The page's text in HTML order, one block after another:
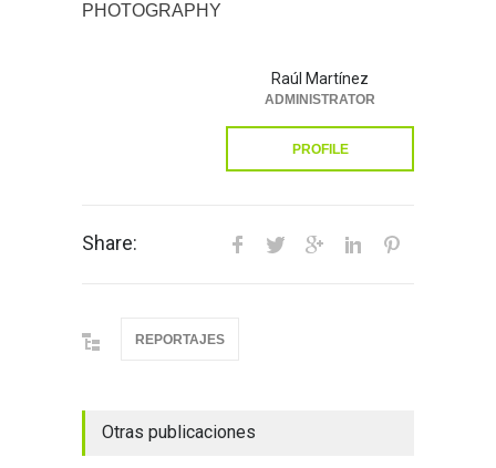
PHOTOGRAPHY
Raúl Martínez
ADMINISTRATOR
PROFILE
Share:
REPORTAJES
Otras publicaciones